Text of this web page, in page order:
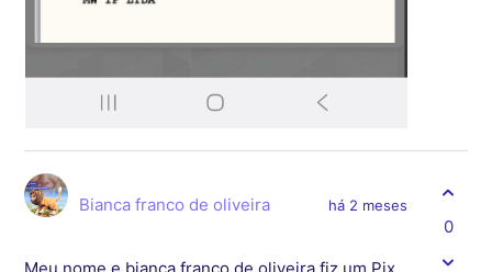
Bianca franco de oliveira há 2 meses
0